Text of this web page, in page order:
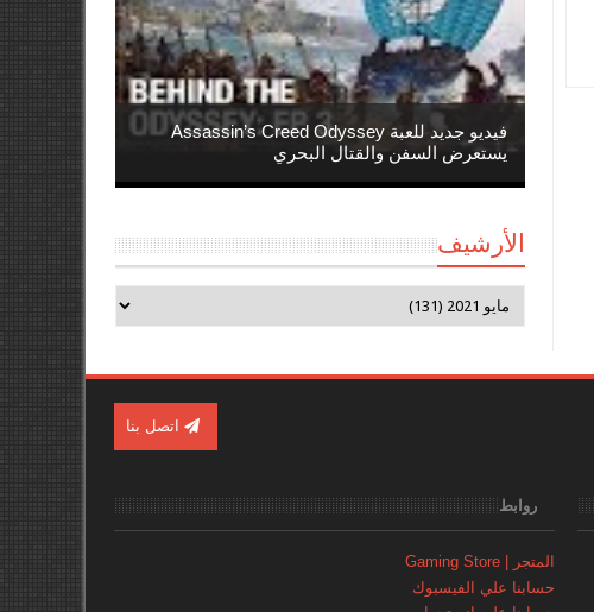
فيديو جديد للعبة Assassin’s Creed Odyssey
يستعرض السفن والقتال البحري
الأرشيف
اتصل بنا
روابط
المتجر | Gaming Store
حسابنا علي الفيسبوك